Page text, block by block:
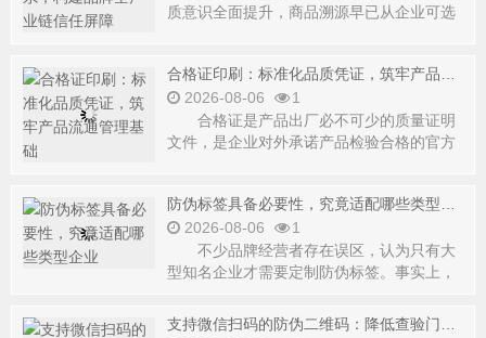
质意识全面提升，商品溯源早已从企业可选
2026-08-06
1
合格证是产品出厂必不可少的质量证明
文件，是企业对外承诺产品检验合格的官方
2026-08-06
1
不少品牌经营者存在误区，认为只有大
型知名企业才需要定制防伪标签。事实上，